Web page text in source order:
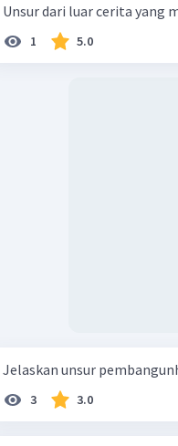
Unsur dari luar cerita yang
1 5.0
Jelaskan unsur
3 3.0